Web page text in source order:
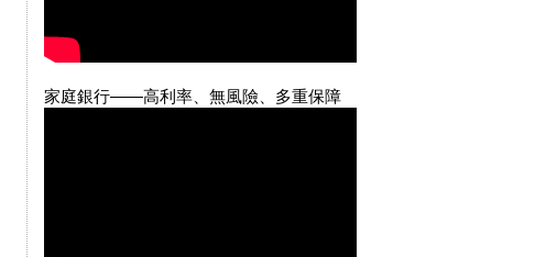
家庭銀行——高利率、無風險、多重保障